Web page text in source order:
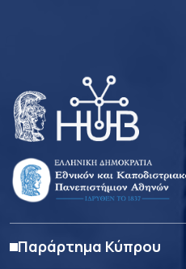
Παράρτημα Κύπρου